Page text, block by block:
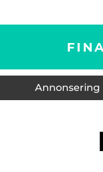
Annonsering